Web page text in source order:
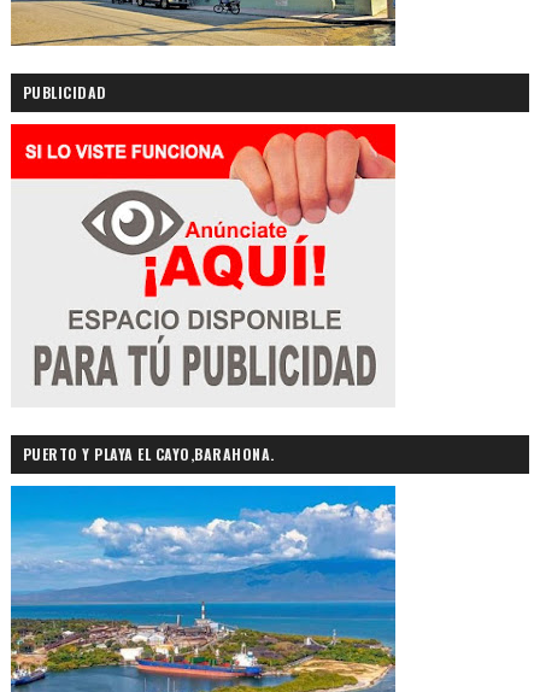
PUBLICIDAD
PUERTO Y PLAYA EL CAYO,BARAHONA.